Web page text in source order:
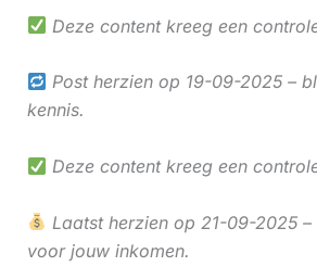
Deze content kreeg een
Post herzien op 19-09-2025 –
kennis.
Deze content kreeg een
Laatst herzien op 21-09-2025
voor jouw inkomen.